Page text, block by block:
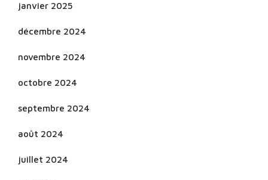
janvier 2025
décembre 2024
novembre 2024
octobre 2024
septembre 2024
août 2024
juillet 2024